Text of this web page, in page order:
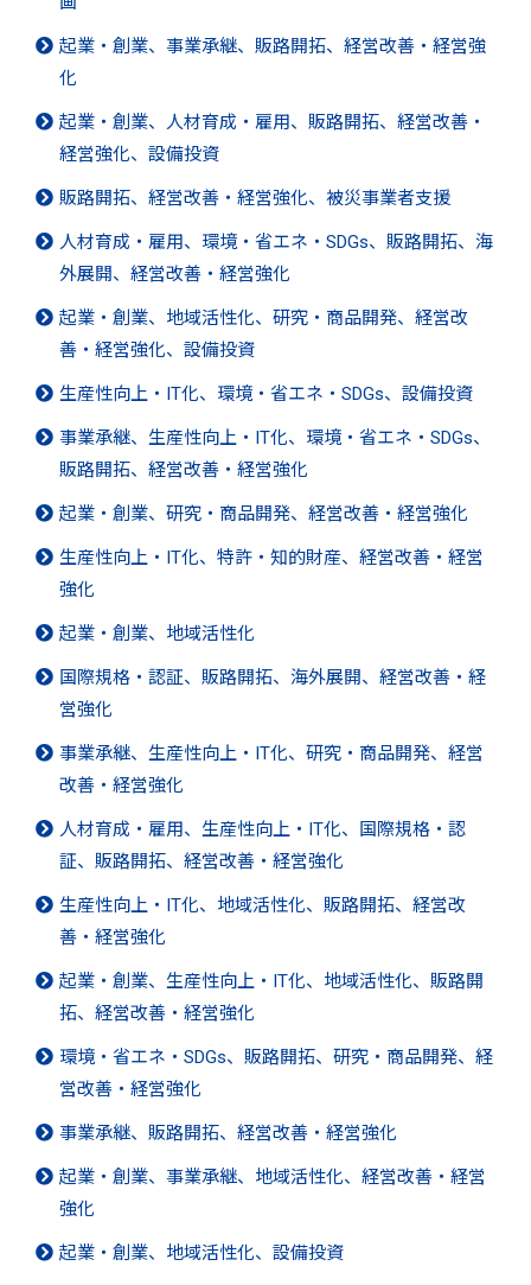
起業・創業、事業承継、販路開拓、経営改善・経営強
化
起業・創業、人材育成・雇用、販路開拓、経営改善・
経営強化、設備投資
販路開拓、経営改善・経営強化、被災事業者支援
人材育成・雇用、環境・省エネ・SDGs、販路開拓、海
外展開、経営改善・経営強化
起業・創業、地域活性化、研究・商品開発、経営改
善・経営強化、設備投資
生産性向上・IT化、環境・省エネ・SDGs、設備投資
事業承継、生産性向上・IT化、環境・省エネ・SDGs、
販路開拓、経営改善・経営強化
起業・創業、研究・商品開発、経営改善・経営強化
生産性向上・IT化、特許・知的財産、経営改善・経営
強化
起業・創業、地域活性化
国際規格・認証、販路開拓、海外展開、経営改善・経
営強化
事業承継、生産性向上・IT化、研究・商品開発、経営
改善・経営強化
人材育成・雇用、生産性向上・IT化、国際規格・認
証、販路開拓、経営改善・経営強化
生産性向上・IT化、地域活性化、販路開拓、経営改
善・経営強化
起業・創業、生産性向上・IT化、地域活性化、販路開
拓、経営改善・経営強化
環境・省エネ・SDGs、販路開拓、研究・商品開発、経
営改善・経営強化
事業承継、販路開拓、経営改善・経営強化
起業・創業、事業承継、地域活性化、経営改善・経営
強化
起業・創業、地域活性化、設備投資